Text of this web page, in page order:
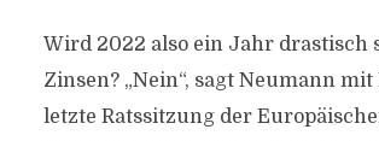
Wird 2022 also ein Jahr drastisch
Zinsen? „Nein“, sagt Neumann
letzte Ratssitzung der